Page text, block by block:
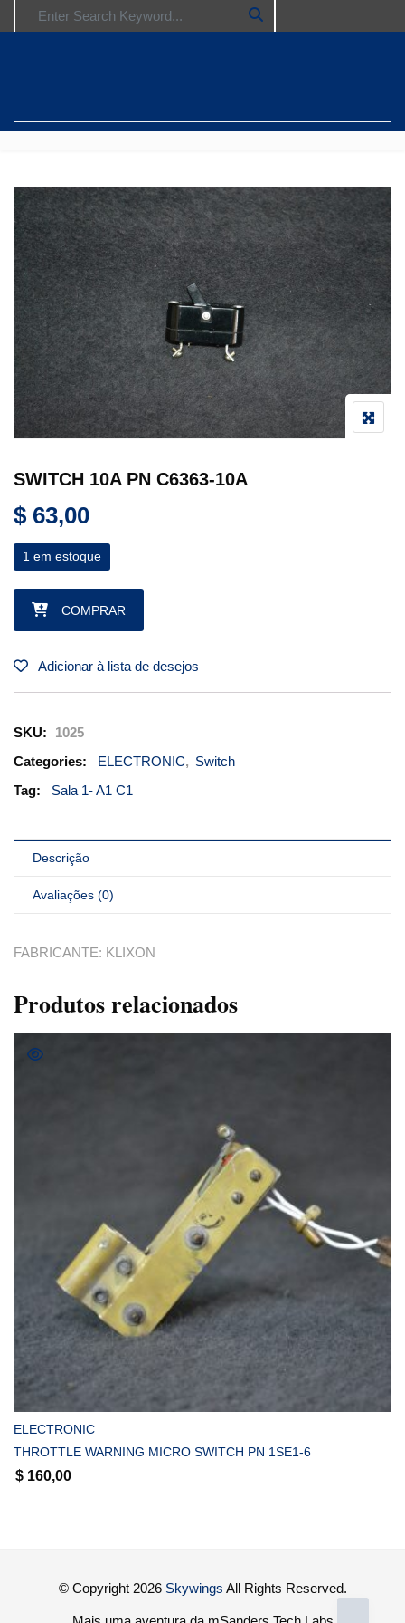
SWITCH 10A PN C6363-10A
$ 63,00
1 em estoque
SWITCH 10A PN C6363-10A quantidade
COMPRAR
Adicionar à lista de desejos
SKU:
1025
Categories:
ELECTRONIC, Switch
Tag:
Sala 1- A1 C1
Descrição
Avaliações (0)
FABRICANTE: KLIXON
Produtos relacionados
COMPRAR
ELECTRONIC
THROTTLE WARNING MICRO SWITCH PN 1SE1-6
$ 160,00
© Copyright 2026 Skywings All Rights Reserved.